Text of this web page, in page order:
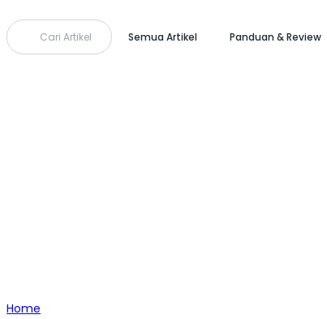
Cari Artikel Semua Artikel Panduan & Review
Home